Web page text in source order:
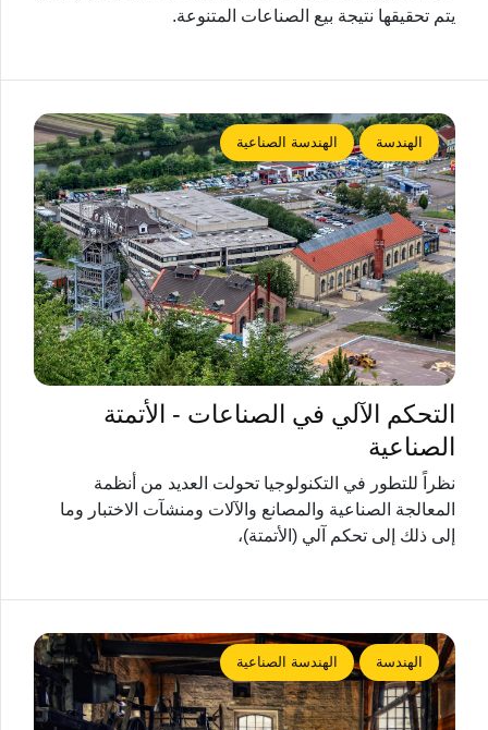
يتم تحقيقها نتيجة بيع الصناعات المتنوعة.
الهندسة الهندسة الصناعية
التحكم الآلي في الصناعات - الأتمتة
الصناعية
نظراً للتطور في التكنولوجيا تحولت العديد من أنظمة
المعالجة الصناعية والمصانع والآلات ومنشآت الاختبار وما
إلى ذلك إلى تحكم آلي (الأتمتة)،
الهندسة الهندسة الصناعية